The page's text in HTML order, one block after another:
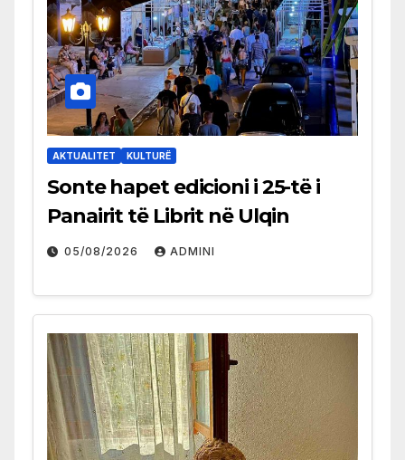
AKTUALITET KULTURË
Sonte hapet edicioni i 25-të i
Panairit të Librit në Ulqin
05/08/2026 ADMINI